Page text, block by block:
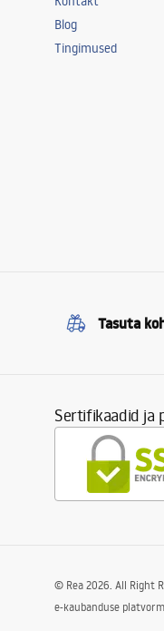
Blog
Tingimused
Tasuta
Sertifikaadid ja
© Rea 2026. All Right
e-kaubanduse